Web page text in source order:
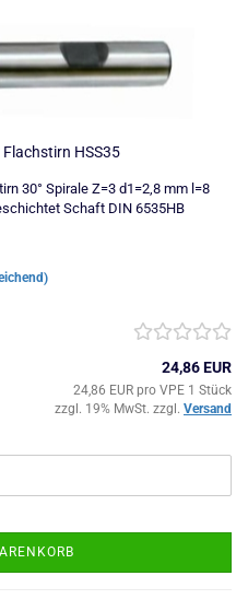
HSS35
30° Spirale Z=3 d1=2,8 mm l=8
Schaft DIN 6535HB
24,86 EUR
24,86 EUR pro VPE 1 Stück
zzgl. 19% MwSt. zzgl. Versand